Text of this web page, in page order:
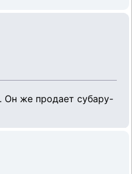
Он же продает субару-